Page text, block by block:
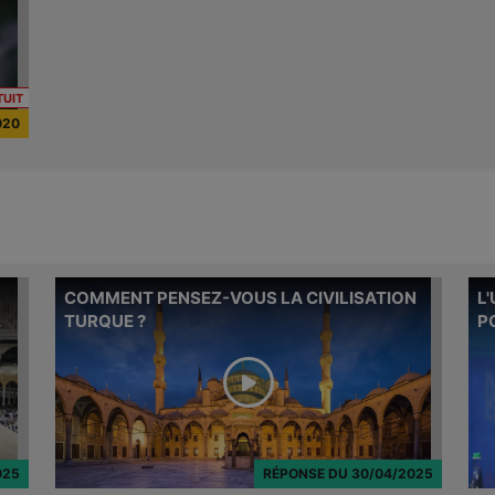
CONTENU RÉSERVÉ AUX INSCRITS
Michel Onfray répond à cette question
d'abonné.
COMMENT PENSEZ-VOUS LA CIVILISATION
TURQUE ?
RÉPONSE DU 30/04/2025